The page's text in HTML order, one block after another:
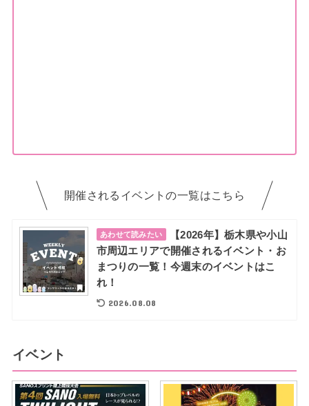
開催されるイベントの一覧はこちら
あわせて読みたい
【2026年】栃木県や小山
市周辺エリアで開催されるイベント・お
まつりの一覧！今週末のイベントはこ
れ！
2026.08.08
イベント